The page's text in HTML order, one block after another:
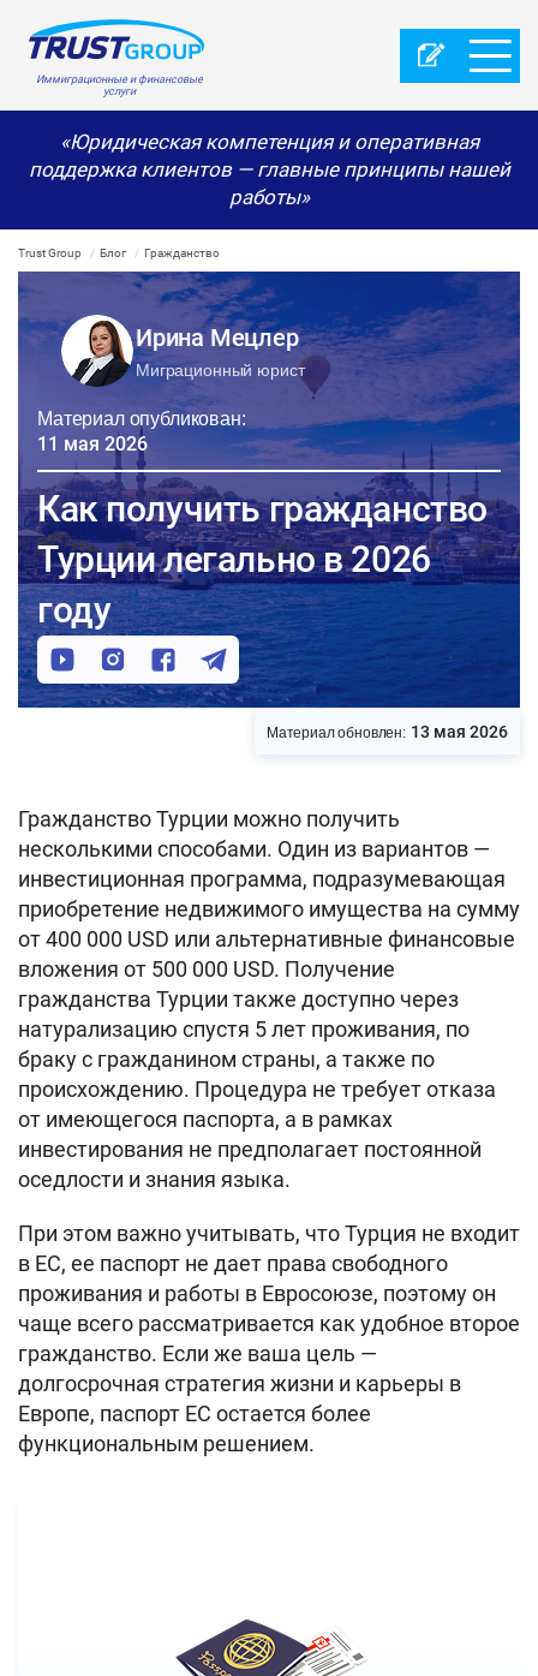
Иммиграционные и финансовые
услуги
«Юридическая компетенция и оперативная
поддержка клиентов — главные принципы нашей
работы»
Trust Group Блог Гражданство
Ирина Мецлер
Миграционный юрист
Материал опубликован:
11 мая 2026
Как получить гражданство
Турции легально в 2026
году
Материал обновлен: 13 мая 2026
Гражданство Турции можно получить
несколькими способами. Один из вариантов —
инвестиционная программа, подразумевающая
приобретение недвижимого имущества на сумму
от 400 000 USD или альтернативные финансовые
вложения от 500 000 USD. Получение
гражданства Турции также доступно через
натурализацию спустя 5 лет проживания, по
браку с гражданином страны, а также по
происхождению. Процедура не требует отказа
от имеющегося паспорта, а в рамках
инвестирования не предполагает постоянной
оседлости и знания языка.
При этом важно учитывать, что Турция не входит
в ЕС, ее паспорт не дает права свободного
проживания и работы в Евросоюзе, поэтому он
чаще всего рассматривается как удобное второе
гражданство. Если же ваша цель —
долгосрочная стратегия жизни и карьеры в
Европе, паспорт ЕС остается более
функциональным решением.